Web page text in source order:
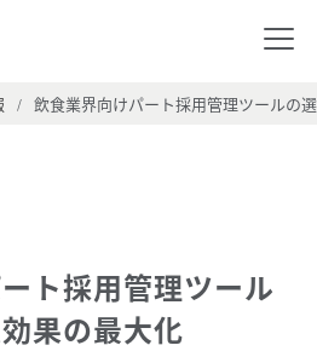
/ 飲食業界向けパート採用管理ツールの
ト採用管理ツール
果の最大化